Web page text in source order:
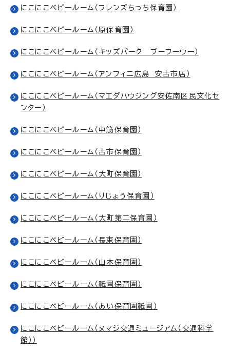
にこにこベビールーム（フレンズちっち保育園）
にこにこベビールーム（原保育園）
にこにこベビールーム（キッズパーク ブーフーウー）
にこにこベビールーム（アンフィニ広島 安古市店）
にこにこベビールーム（マエダハウジング安佐南区民文化セ
ンター）
にこにこベビールーム（中筋保育園）
にこにこベビールーム（古市保育園）
にこにこベビールーム（大町保育園）
にこにこベビールーム（りじょう保育園）
にこにこベビールーム（大町第二保育園）
にこにこベビールーム（長束保育園）
にこにこベビールーム（山本保育園）
にこにこベビールーム（祇園保育園）
にこにこベビールーム（あい保育園祇園）
にこにこベビールーム（ヌマジ交通ミュージアム（交通科学
館））